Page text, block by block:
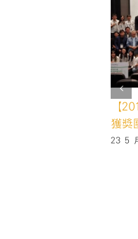
格萊珉
的里程碑
9 11 月,